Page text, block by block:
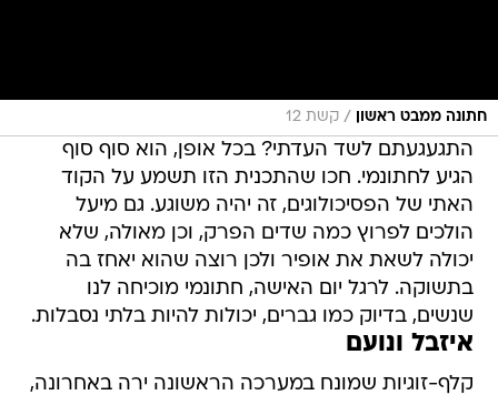
חתונה ממבט ראשון / קשת 12
התגעגעתם לשד העדתי? בכל אופן, הוא סוף סוף
הגיע לחתונמי. חכו שהתכנית הזו תשמע על הקוד
האתי של הפסיכולוגים, זה יהיה משוגע. גם מיעל
הולכים לפרוץ כמה שדים הפרק, וכן מאולה, שלא
יכולה לשאת את אופיר ולכן רוצה שהוא יאחז בה
בתשוקה. לרגל יום האישה, חתונמי מוכיחה לנו
שנשים, בדיוק כמו גברים, יכולות להיות בלתי נסבלות.
איזבל ונועם
קלף-זוגיות שמונח במערכה הראשונה ירה באחרונה,